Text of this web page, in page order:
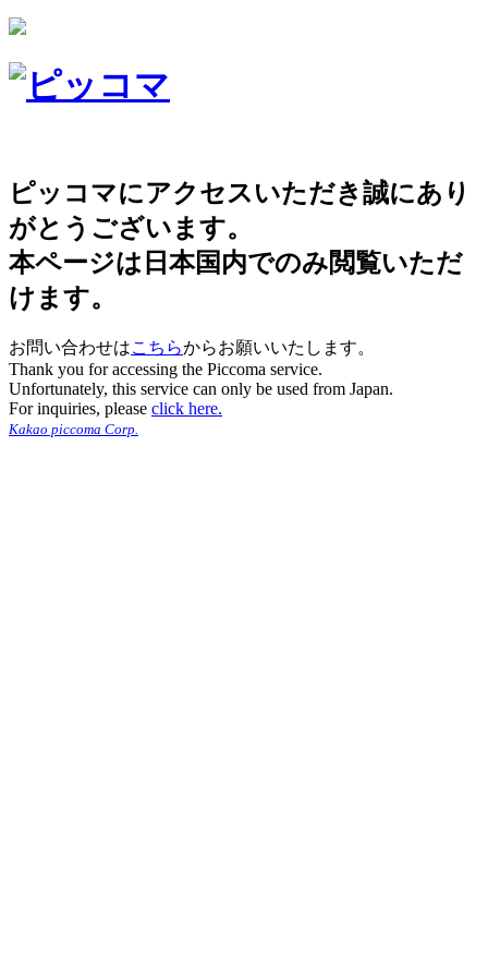
ピッコマにアクセスいただき誠にあり
がとうございます。
本ページは日本国内でのみ閲覧いただ
けます。
お問い合わせはこちらからお願いいたします。
Thank you for accessing the Piccoma service.
Unfortunately, this service can only be used from Japan.
For inquiries, please click here.
Kakao piccoma Corp.